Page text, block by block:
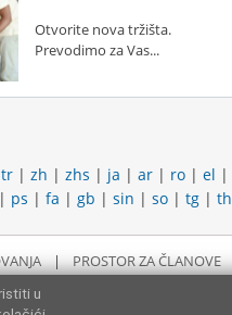
Otvorite nova tržišta.
Prevodimo za Vas...
tr | zh | zhs | ja | ar | ro | el |
| ps | fa | gb | sin | so | tg | th
| PROSTOR ZA ČLANOVE
u